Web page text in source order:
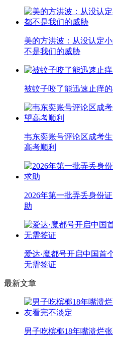
美的方洪波：从没认定
不是我们的威胁
被蚊子咬了能迅速止痒
韦东奕账号评论区成考
高考顺利
2026年第一批弄丢身份
助
爱达·魔都号开启中国首
无需签证
最新文章
男子吃槟榔18年嘴溃烂